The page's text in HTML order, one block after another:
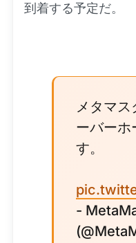
到着する予定だ。
メタマ
ーバーホ
す。
-